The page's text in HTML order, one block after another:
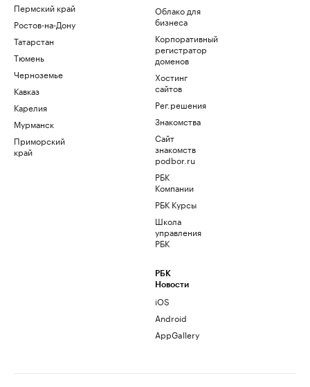
Пермский край
Ростов-на-Дону
Татарстан
Тюмень
Черноземье
Кавказ
Карелия
Мурманск
Приморский
край
Облако для
бизнеса
Корпоративный
регистратор
доменов
Хостинг
сайтов
Рег.решения
Знакомства
Сайт
знакомств
podbor.ru
РБК
Компании
РБК Курсы
Школа
управления
РБК
РБК
Новости
iOS
Android
AppGallery